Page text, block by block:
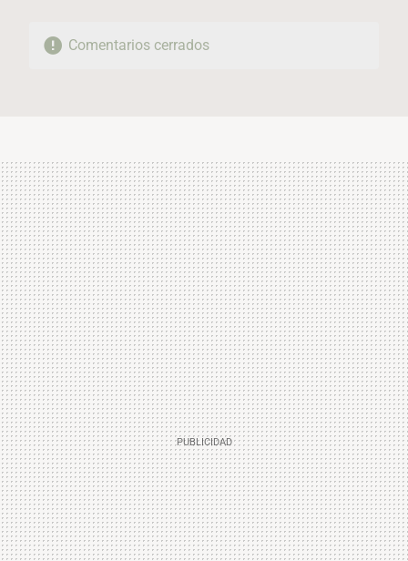
Comentarios cerrados